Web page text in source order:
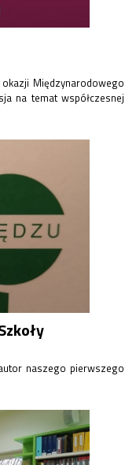
Międzynarodowego
na temat współczesnej
naszego pierwszego